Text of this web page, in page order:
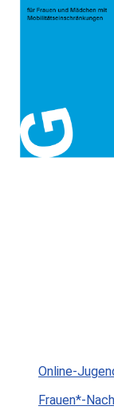
Online-
Frauen*-